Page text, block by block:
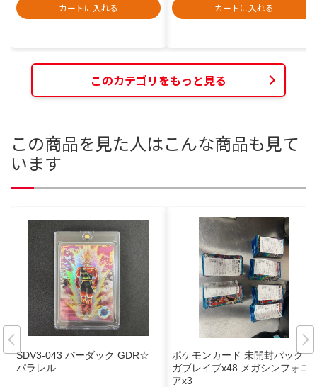
カートに入れる
カートに入れる
このカテゴリをもっと見る
この商品を見た人はこんな商品も見て
います
SDV3-043 バーダック GDR☆
パラレル
ポケモンカード 未開封パック メ
ガブレイブx48 メガシンフォニ
アx3